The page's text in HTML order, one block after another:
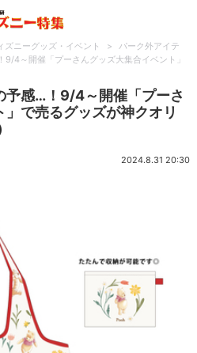
ズニーグッズ・イベント >
パーク外アイテ
9/4～開催「プーさんグッズ大集合イベント」
予感…！9/4～開催「プーさ
で売るグッズが神クオリ
2024.8.31 20:30